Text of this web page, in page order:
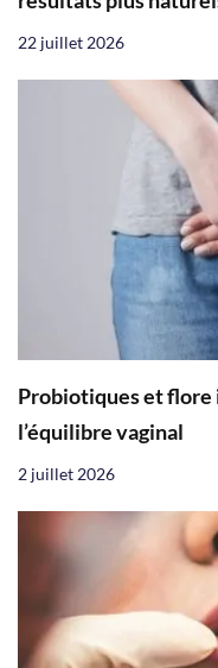
22 juillet 2026
Probiotiques et
l’équilibre vaginal
2 juillet 2026